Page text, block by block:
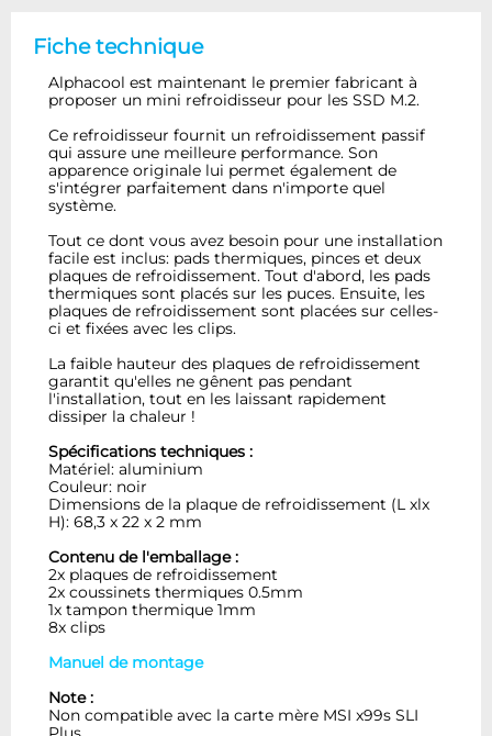
Fiche technique
Alphacool est maintenant le premier fabricant à
proposer un mini refroidisseur pour les SSD M.2.
Ce refroidisseur fournit un refroidissement passif
qui assure une meilleure performance. Son
apparence originale lui permet également de
s'intégrer parfaitement dans n'importe quel
système.
Tout ce dont vous avez besoin pour une installation
facile est inclus: pads thermiques, pinces et deux
plaques de refroidissement. Tout d'abord, les pads
thermiques sont placés sur les puces. Ensuite, les
plaques de refroidissement sont placées sur celles-
ci et fixées avec les clips.
La faible hauteur des plaques de refroidissement
garantit qu'elles ne gênent pas pendant
l'installation, tout en les laissant rapidement
dissiper la chaleur !
Spécifications techniques :
Matériel: aluminium
Couleur: noir
Dimensions de la plaque de refroidissement (L xlx
H): 68,3 x 22 x 2 mm
Contenu de l'emballage :
2x plaques de refroidissement
2x coussinets thermiques 0.5mm
1x tampon thermique 1mm
8x clips
Manuel de montage
Note :
Non compatible avec la carte mère MSI x99s SLI